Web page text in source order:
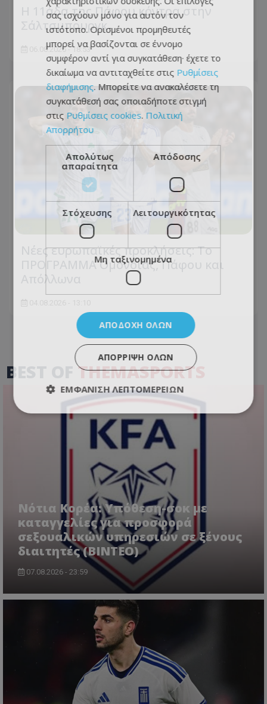
Η 11άδα της Πάφου κόντρα στην
Σάλτσμπουργκ
06.08.2026 - 18:53
Νέες ευρωπαϊκές προκλήσεις: Το
ΠΡΟΓΡΑΜΜΑ Ομόνοιας, Πάφου και
BEST OFTHEMASPORTS
Νότια Κορέα: Υπόθεση-σοκ με
καταγγελίες για προσφορά
σεξουαλικών υπηρεσιών σε ξένους
διαιτητές (BINTEO)
07.08.2026 - 23:59
σας ισχύουν μόνο για αυτόν τον
ιστότοπο. Ορισμένοι προμηθευτές
μπορεί να βασίζονται σε έννομο
συμφέρον αντί για συγκατάθεση· έχετε το
δικαίωμα να αντιταχθείτε στις Ρυθμίσεις
διαφήμισης. Μπορείτε να ανακαλέσετε τη
συγκατάθεσή σας οποιαδήποτε στιγμή
στις Ρυθμίσεις cookies. Πολιτική
Απορρήτου
Απολύτως
απαραίτητα
Απόδοσης
Στόχευσης Λειτουργικότητας
Μη ταξινομημένα
ΑΠΟΔΟΧΉ ΌΛΩΝ
ΑΠΌΡΡΙΨΗ ΌΛΩΝ
ΕΜΦΆΝΙΣΗ ΛΕΠΤΟΜΕΡΕΙΏΝ